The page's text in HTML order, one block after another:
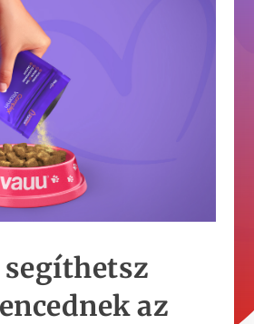
az